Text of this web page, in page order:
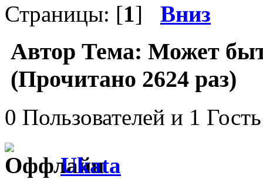
Страницы: [1] Вниз
Автор Тема: Может
(Прочитано 2624 раз)
0 Пользователей и 1
Ukata